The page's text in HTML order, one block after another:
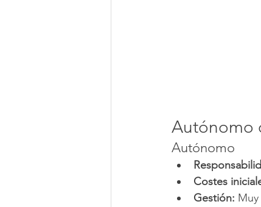
Autónomo
Autónomo
Costes
Gestión: